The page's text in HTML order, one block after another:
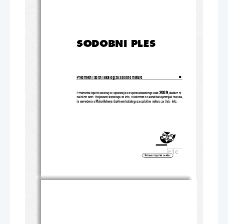
SODOBNI PLES
Predmetni izpitni katalog za splo{no maturo
Predmetni izpitni katalog se uporablja od spomladanskega roka 2009, dokler ni
dolo~en novi. Veljavnost kataloga za leto, v katerem bo kandidat opravljal maturo,
je navedena v Maturitetnem izpitnem katalogu za splo{no maturo za tisto leto.